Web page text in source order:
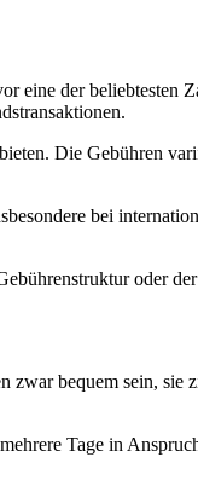
eine der beliebtesten
Die Gebühren
bei
oder
zwar bequem sein, sie
Tage in